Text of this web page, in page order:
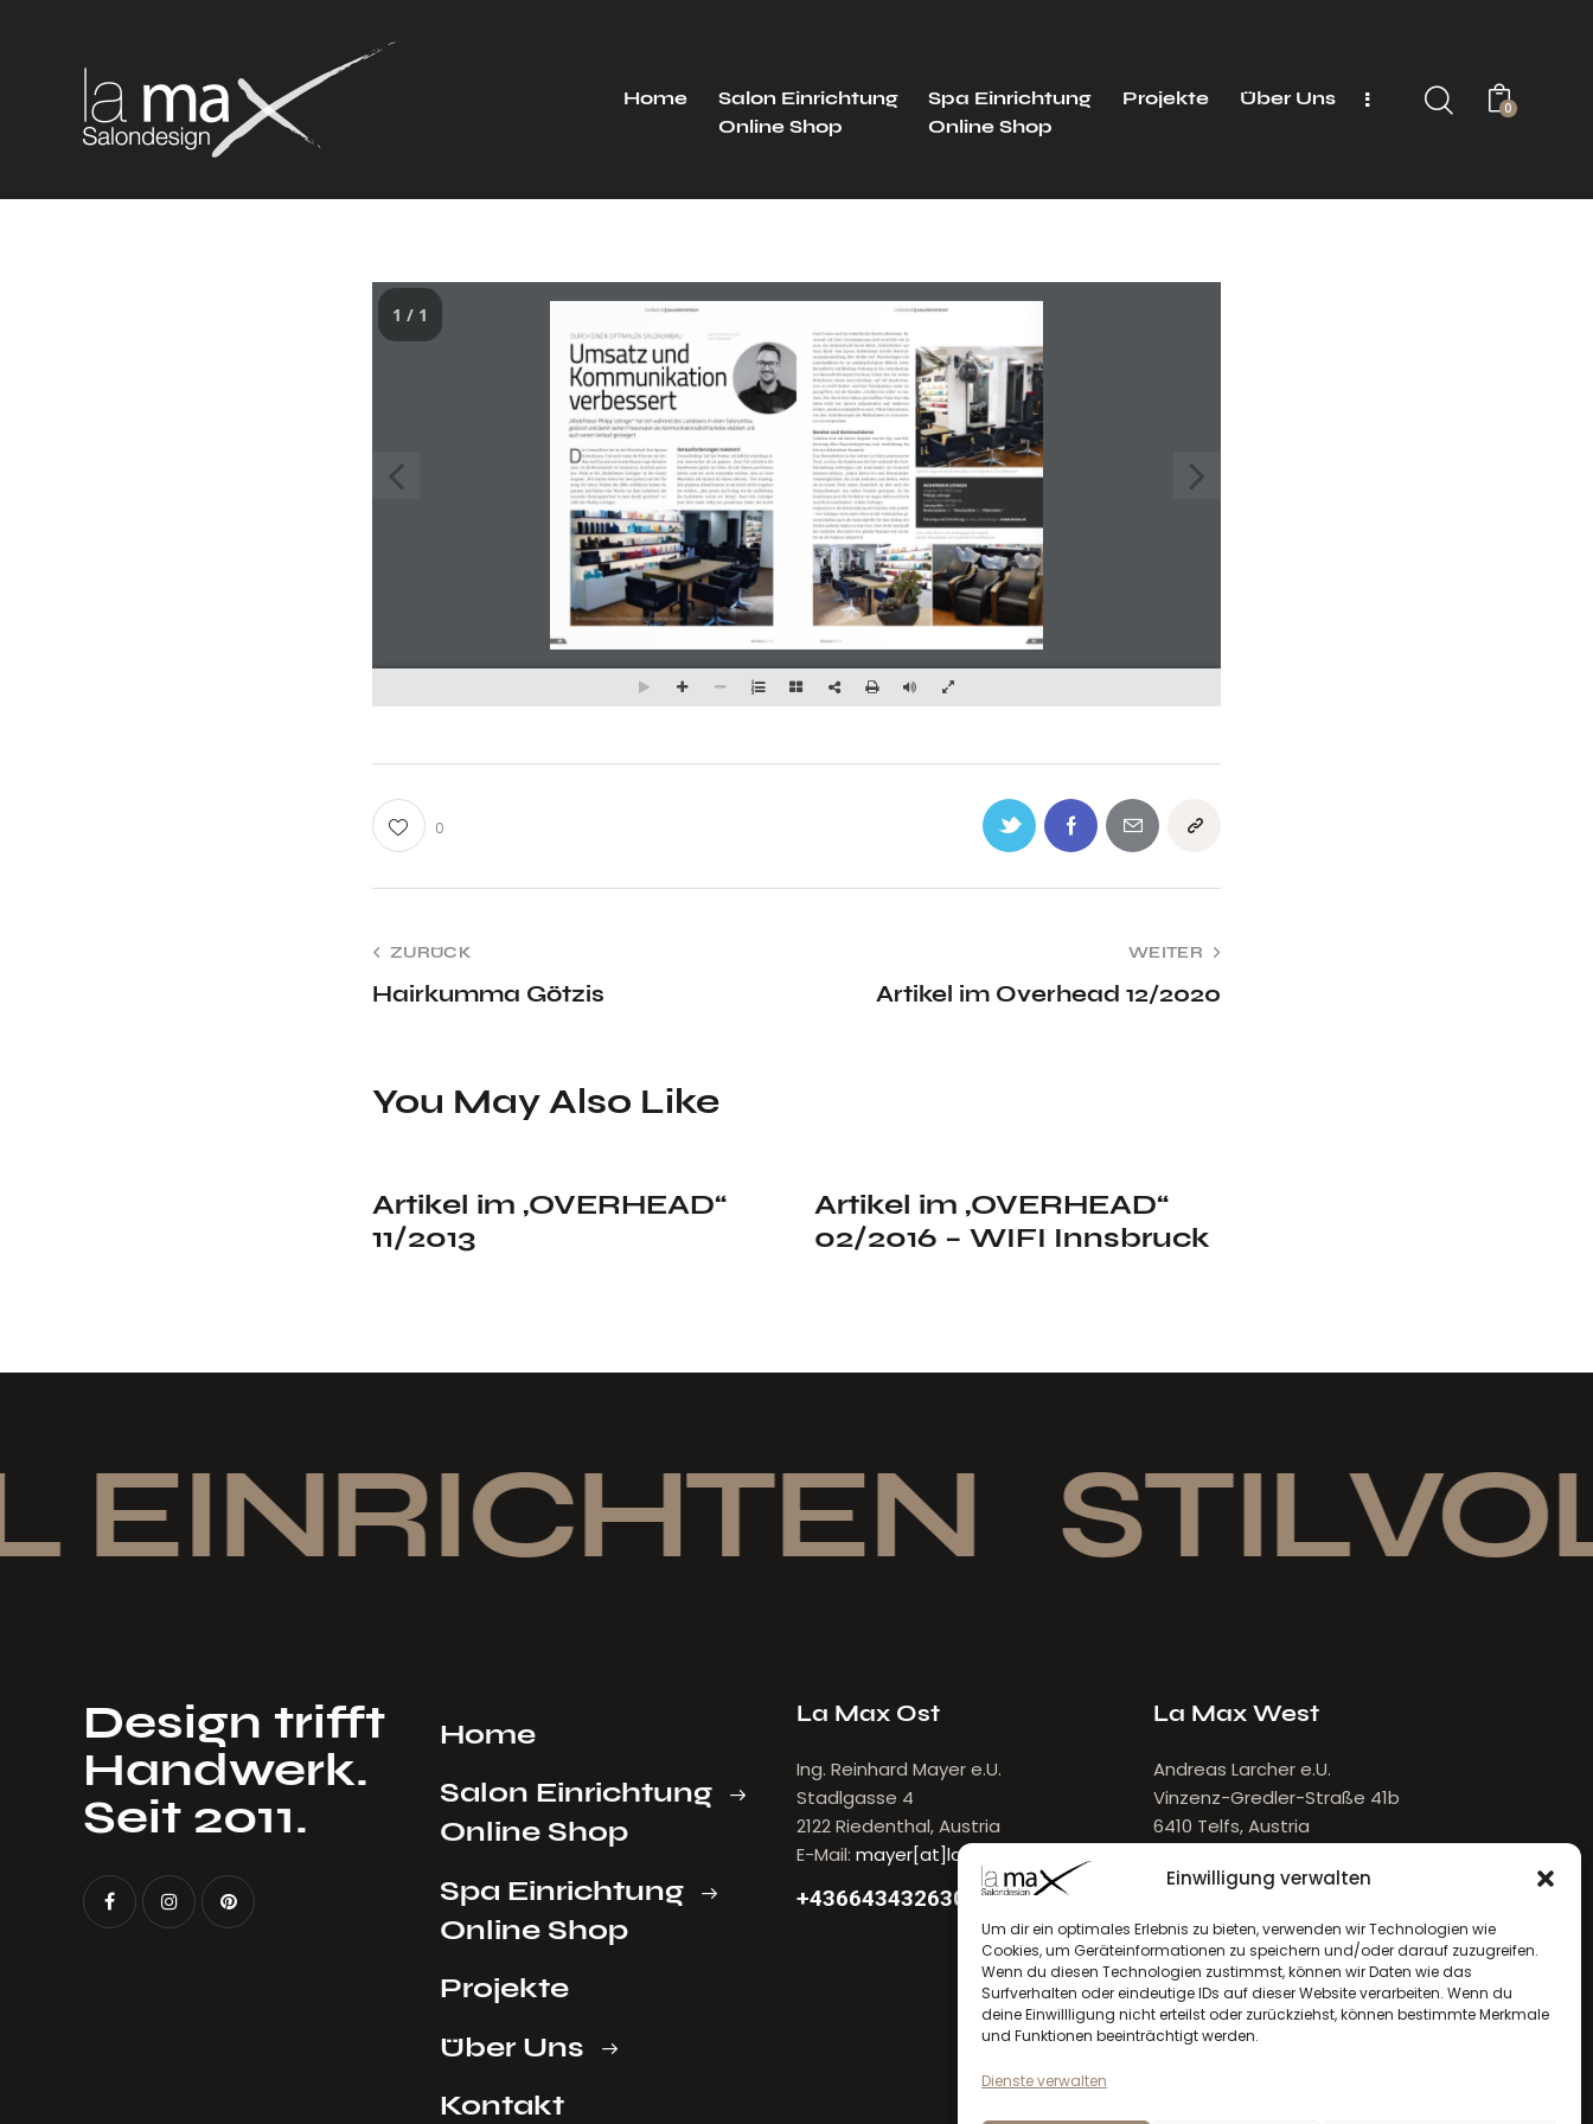
Einwilligung verwalten
Um dir ein optimales Erlebnis zu bieten, verwenden wir Technologien wie
Cookies, um Geräteinformationen zu speichern und/oder darauf zuzugreifen.
Wenn du diesen Technologien zustimmst, können wir Daten wie das
Surfverhalten oder eindeutige IDs auf dieser Website verarbeiten. Wenn du
deine Einwillligung nicht erteilst oder zurückziehst, können bestimmte Merkmale
und Funktionen beeinträchtigt werden.
Dienste verwalten
Home
Salon Einrichtung
Online Shop
Spa Einrichtung
Online Shop
Projekte Über Uns 0
1 / 1
0
ZURÜCK
Hairkumma Götzis
WEITER
Artikel im Overhead 12/2020
You May Also Like
Artikel im „OVERHEAD“
11/2013
Artikel im „OVERHEAD“
02/2016 – WIFI Innsbruck
EINRICHTEN
Design trifft
Handwerk.
Seit 2011.
Home
Salon Einrichtung
Online Shop
Spa Einrichtung
Online Shop
Projekte
Über Uns
Kontakt
La Max Ost
Ing. Reinhard Mayer e.U.
Stadlgasse 4
2122 Riedenthal, Austria
E-Mail: mayer[at]lamax.at
+436643432630
La Max West
Andreas Larcher e.U.
Vinzenz-Gredler-Straße 41b
6410 Telfs, Austria
+436643432632